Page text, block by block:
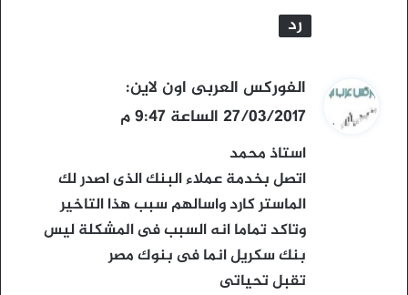
رد
ي
ق
و
ل
الفوركس العربى اون لاين:
27/03/2017 الساعة 9:47 م
استاذ محمد
اتصل بخدمة عملاء البنك الذى اصدر لك
الماستر كارد واسالهم سبب هذا التاخير
وتاكد تماما انه السبب فى المشكلة ليس
بنك سكريل انما فى بنوك مصر
تقبل تحياتى